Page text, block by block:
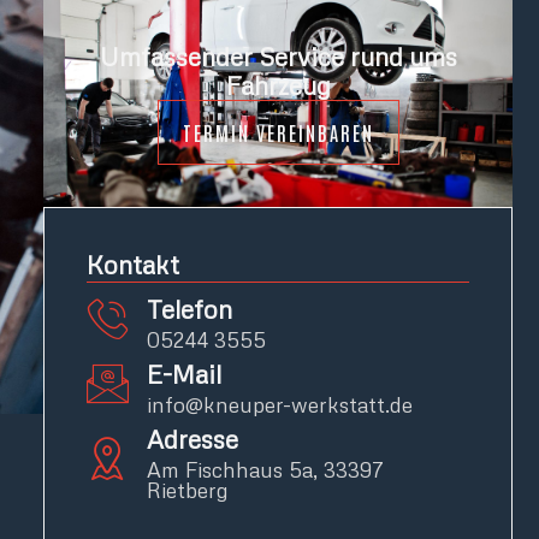
Umfassender Service rund ums
Fahrzeug
TERMIN VEREINBAREN
Kontakt
Telefon
05244 3555
E-Mail
info@kneuper-werkstatt.de
Adresse
Am Fischhaus 5a, 33397
Rietberg